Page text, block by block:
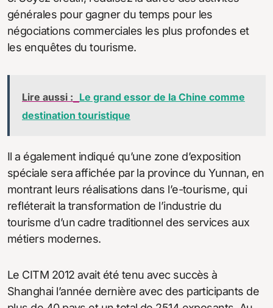
générales pour gagner du temps pour les
négociations commerciales les plus profondes et
les enquêtes du tourisme.
Lire aussi : Le grand essor de la Chine comme
destination touristique
Il a également indiqué qu’une zone d’exposition
spéciale sera affichée par la province du Yunnan, en
montrant leurs réalisations dans l’e-tourisme, qui
refléterait la transformation de l’industrie du
tourisme d’un cadre traditionnel des services aux
métiers modernes.
Le CITM 2012 avait été tenu avec succès à
Shanghai l’année dernière avec des participants de